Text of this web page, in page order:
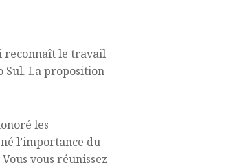
reconnaît le travail
Sul. La proposition
les
l’importance du
vous réunissez